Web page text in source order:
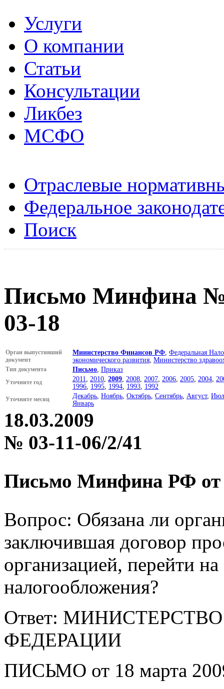
Услуги
О компании
Статьи
Консультации
Ликбез
МСФО
Отраслевые
Федеральное
Поиск
Письмо Минфина №
03-18
Орган выпустивший
документ
Министерство Финансов РФ Федеральная
экономического развития Министерство
Тип документа Письмо Приказ
Уточните год 2011 2010 2009 2008 2007 2006 2005 2004
1996 1995 1994 1993 1992
Уточните месяц Декабрь Ноябрь Октябрь Сентябрь Август,
Январь
18.03.2009
№ 03-11-06/2/41
Письмо Минфина РФ от
Вопрос: Обязана ли
заключившая договор
организацией, перейти
налогообложения?
Ответ:
ФЕДЕРАЦИИ
ПИСЬМО от 18 марта